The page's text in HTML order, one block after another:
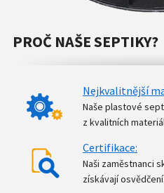
PROČ NAŠE SEPTIKY?
Nejkvalitnější
Naše plastové
z kvalitních
Certifikace:
Naši zaměstnanci
získávají osvědčení.